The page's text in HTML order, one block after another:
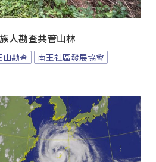
人勘查共管山林
山勘查
南王社區發展協會